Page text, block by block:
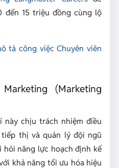
đến 15 triệu đồng cùng lộ
tả công việc Chuyên viên
(Marketing
này chịu trách nhiệm điều
thị và quản lý đội ngũ
hỏi năng lực hoạch định kế
khả năng tối ưu hóa hiệu